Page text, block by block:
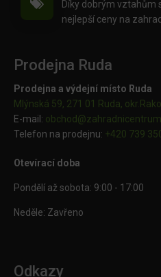
Díky dobrým vztahům
nejlepší ceny na
Prodejna Ruda
Prodejna a výdejní místo Ruda
Mlýnská 59, 271 01 Ruda,
E-mail: obchod@
Telefon na prodejnu: +420 739
Otevírací doba
Pondělí až sobota: 9:00 - 17:00
Neděle: Zavřeno
Odkazy